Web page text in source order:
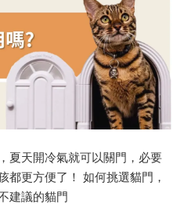
夏天開冷氣就可以關門，必要
都更方便了！ 如何挑選貓門，
建議的貓門